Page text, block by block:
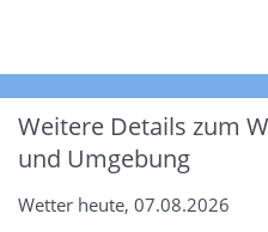
Weitere Details zum
und Umgebung
Wetter heute, 07.08.2026